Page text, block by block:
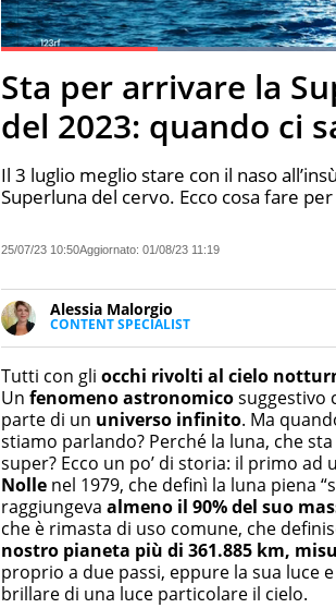
PauseUnmuteCurrent TimeDuration
1:19 Fullscreen
Sta per arrivare la
del 2023: quando ci
Il 3 luglio meglio stare con il naso
Superluna del cervo. Ecco cosa fare
25/07/23 10:50Aggiornato: 01/08/23 11:19
Alessia Malorgio
CONTENT SPECIALIST
Ha conseguito un Master in
Marketing digitale. Si occupa della
di strategie marketing attraverso
Tutti con gli occhi rivolti al cielo
Un fenomeno astronomicosuggestivo
parte di un universo infinito. Ma
stiamo parlando? Perché la luna, che
super? Ecco un po’ di storia: il primo
Nolle nel 1979, che definì la luna piena
raggiungeva almeno il 90% del suo
che è rimasta di uso comune, che
nostro pianeta più di 361.885 km,
proprio a due passi, eppure la sua luce
brillare di una luce particolare il cielo.